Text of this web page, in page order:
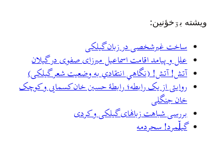
ويشته بۊخؤنين:
ساخت غیرشخصی در زبان گیلکی
علل و پیامد اقامت اسماعیل میرزای صفوی در گیلان
آتش! آتش! (نگاهي انتقادي به وضعیت شعر گیلکی)
روایتی از یک رابطه؛ رابطهٔ حسین خان کسمایی و کوچک
خان جنگلی
بررسی شباهت زبانهای گیلکی و کردی
گيلٚمرد! سحردمه